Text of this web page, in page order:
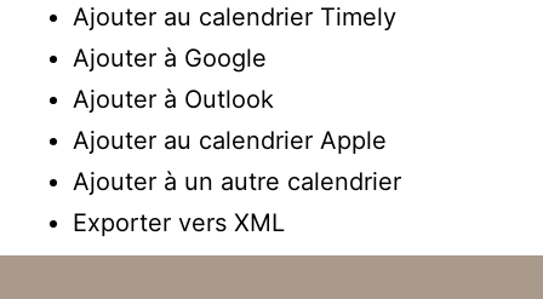
Ajouter au calendrier Timely
Ajouter à Google
Ajouter à Outlook
Ajouter au calendrier Apple
Ajouter à un autre calendrier
Exporter vers XML